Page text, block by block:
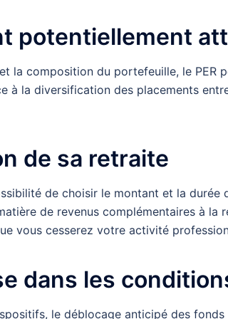
potentiellement
la composition du portefeuille, le PER
à la diversification des placements
de sa retraite
de choisir le montant et la durée
de revenus complémentaires à la
vous cesserez votre activité
dans les
le déblocage anticipé des